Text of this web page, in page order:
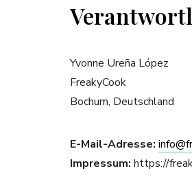
Yvonne Ureña López
FreakyCook
Bochum, Deutschland
E-Mail-Adresse:
Impressum: https://